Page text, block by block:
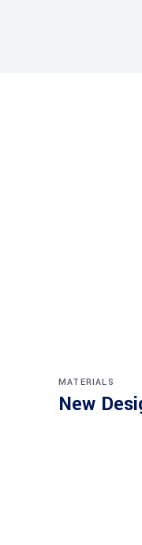
MATERIALS
New